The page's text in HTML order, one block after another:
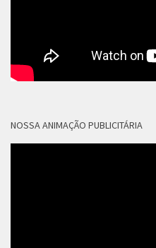
NOSSA ANIMAÇÃO PUBLICITÁRIA